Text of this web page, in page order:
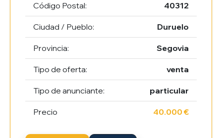
Código Postal: 40312
Ciudad / Pueblo: Duruelo
Provincia: Segovia
Tipo de oferta: venta
Tipo de anunciante: particular
Precio 40.000 €